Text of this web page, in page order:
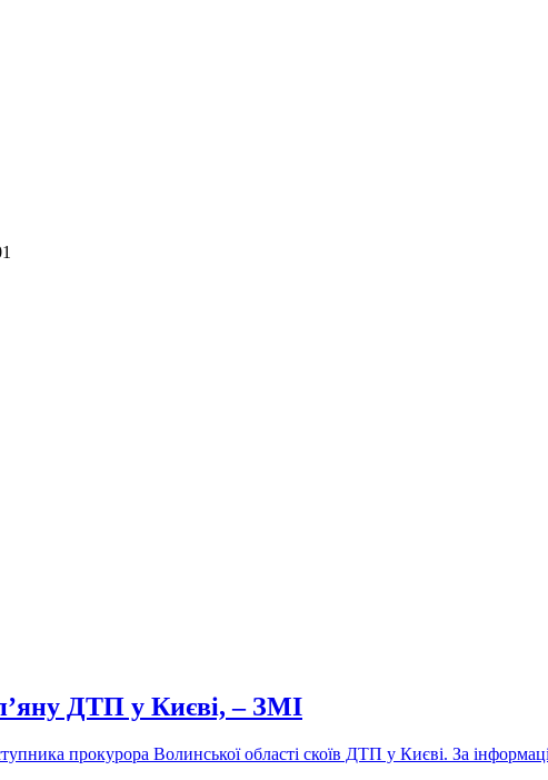
ДТП у Києві, – ЗМІ
прокурора Волинської області скоїв ДТП у Києві. За